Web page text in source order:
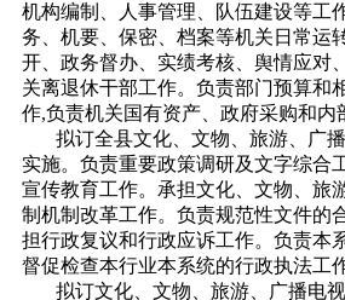
机构编制、人事管理、队伍建设等工
务、机要、保密、档案等机关日常运
开、政务督办、实绩考核、舆情应对
关离退休干部工作。负责部门预算和
作,负责机关国有资产、政府采购和内
拟订全县文化、文物、旅游、广
实施。负责重要政策调研及文字综合
宣传教育工作。承担文化、文物、旅
制机制改革工作。负责规范性文件的
担行政复议和行政应诉工作。负责本
督促检查本行业本系统的行政执法工作
拟订文化、文物、旅游、广播电